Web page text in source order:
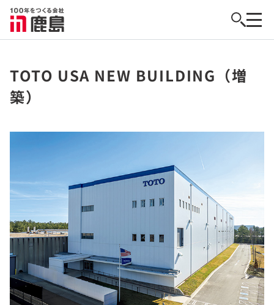
TOTO USA NEW BUILDING（増
築）